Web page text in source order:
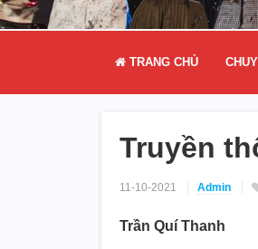
TRANG CHỦ
Truyền
11-10-2021 Admin
Trần Quí Thanh